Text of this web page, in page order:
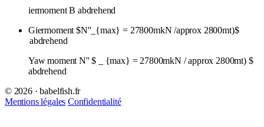
iermoment B abdrehend
Giermoment $N''_{max} = 27800mkN /approx 2800mt)$
abdrehend
Yaw moment N'' $ _ {max} = 27800mkN / approx 2800mt) $
abdrehend
© 2026 · babelfish.fr
Mentions légales Confidentialité